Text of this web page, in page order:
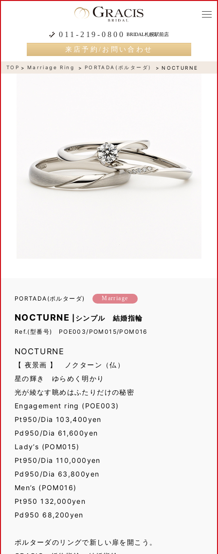
011-219-0800 BRIDAL札幌駅前店
来店予約/お問い合わせ
TOP Marriage Ring PORTADA(ポルターダ) NOCTURNE
PORTADA(ポルターダ) Marriage
NOCTURNE |シンプル 結婚指輪
Ref.(型番号) POE003/POM015/POM016
NOCTURNE
【 夜景画 】 ノクターン（仏）
星の輝き ゆらめく明かり
光が綾なす眺めはふたりだけの秘密
Engagement ring (POE003)
Pt950/Dia 103,400yen
Pd950/Dia 61,600yen
Lady’s (POM015)
Pt950/Dia 110,000yen
Pd950/Dia 63,800yen
Men’s (POM016)
Pt950 132,000yen
Pd950 68,200yen
ポルターダのリングで新しい扉を開こう。